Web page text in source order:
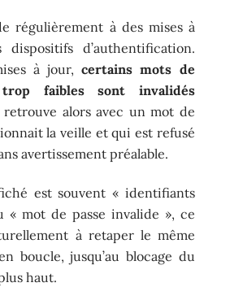
régulièrement à des mises à
d’authentification.
à jour,certains mots de
faibles sont invalidés
retrouve alors avec un mot de
la veille et qui est refusé
avertissement préalable.
est souvent « identifiants
« mot de passe invalide », ce
à retaper le même
boucle, jusqu’au blocage du
haut.